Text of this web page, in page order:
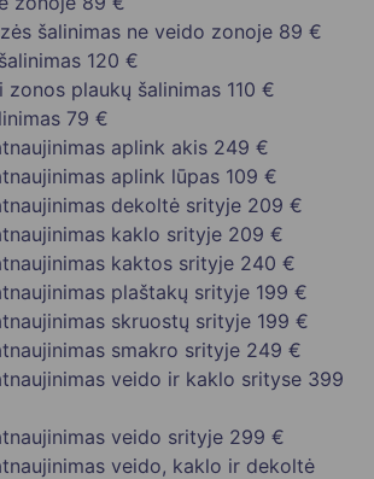
šalinimas ne veido zonoje 89 €
120 €
zonos plaukų šalinimas 110 €
79 €
aplink akis 249 €
aplink lūpas 109 €
dekoltė srityje 209 €
kaklo srityje 209 €
kaktos srityje 240 €
plaštakų srityje 199 €
skruostų srityje 199 €
smakro srityje 249 €
veido ir kaklo srityse 399
veido srityje 299 €
veido, kaklo ir dekoltė